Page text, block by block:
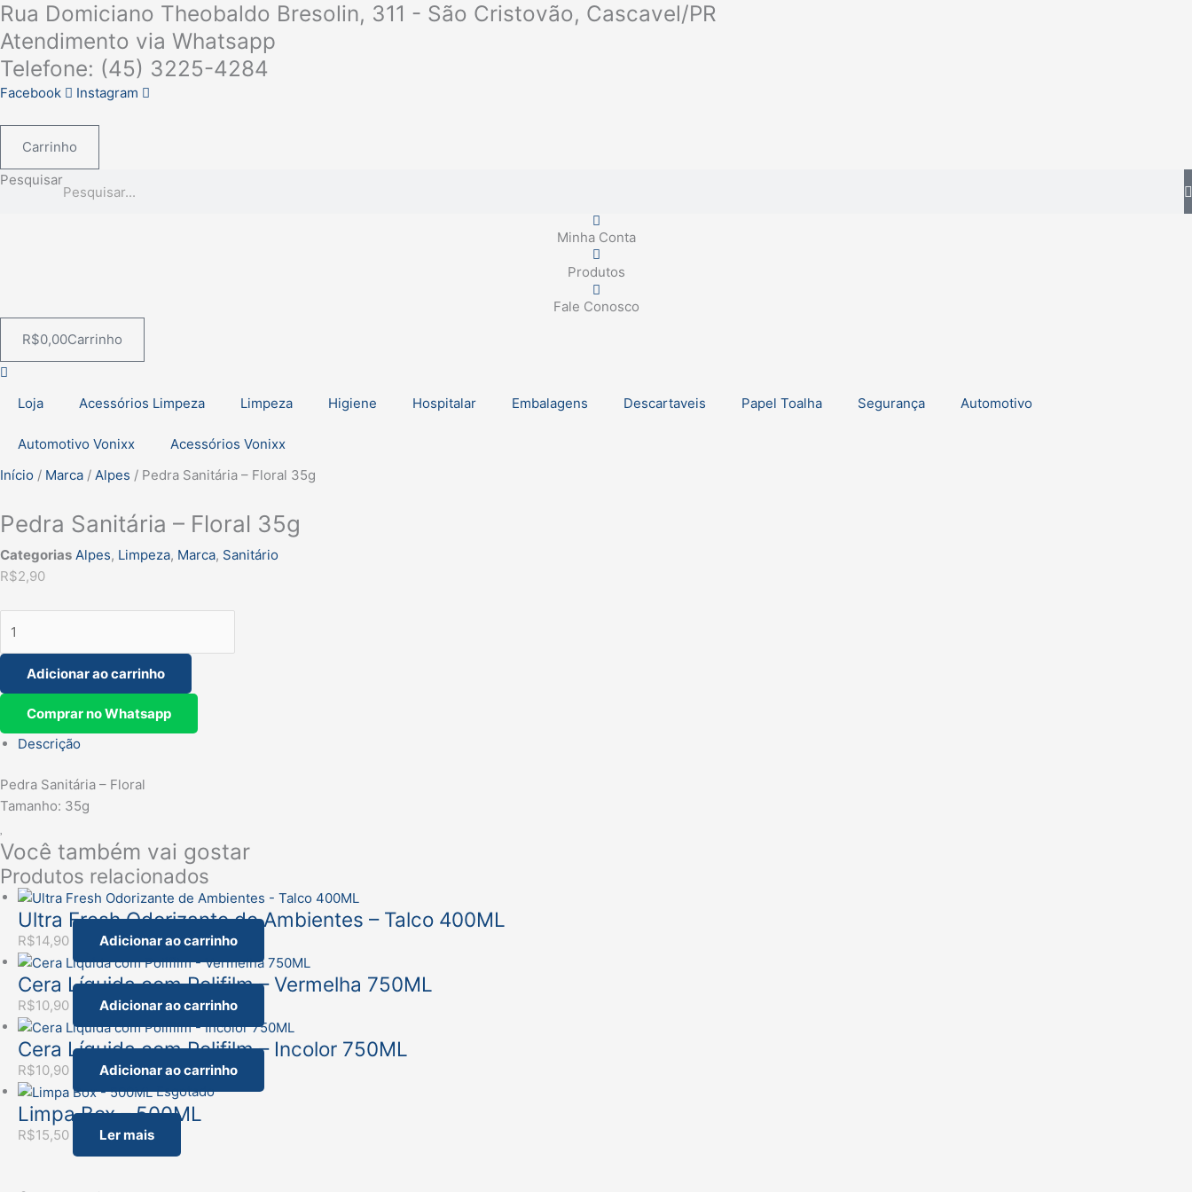
Ir
para
o
conteúdo
Rua Domiciano Theobaldo Bresolin, 311 - São Cristovão, Cascavel/PR
Atendimento via Whatsapp
Telefone: (45) 3225-4284
Facebook Instagram
Carrinho
Pesquisar
Minha Conta
Produtos
Fale Conosco
R$0,00Carrinho
Loja Acessórios Limpeza Limpeza Higiene Hospitalar Embalagens Descartaveis Papel Toalha Segurança Automotivo
Automotivo Vonixx
Acessórios Vonixx
Início / Marca / Alpes / Pedra Sanitária – Floral 35g
Pedra Sanitária – Floral 35g
Categorias Alpes, Limpeza, Marca, Sanitário
R$2,90
Pedra
Sanitária
-
Floral
35g
Adicionar ao carrinho
Comprar no Whatsapp
Descrição
Pedra Sanitária – Floral
Tamanho: 35g
Você também vai gostar
Produtos relacionados
Ultra Fresh Odorizante de Ambientes – Talco 400ML
R$14,90 Adicionar ao carrinho
Cera Líquida com Polifilm – Vermelha 750ML
R$10,90 Adicionar ao carrinho
Cera Líquida com Polifilm – Incolor 750ML
R$10,90
Adicionar ao carrinho
Esgotado
Limpa Box – 500ML
R$15,50 Ler mais